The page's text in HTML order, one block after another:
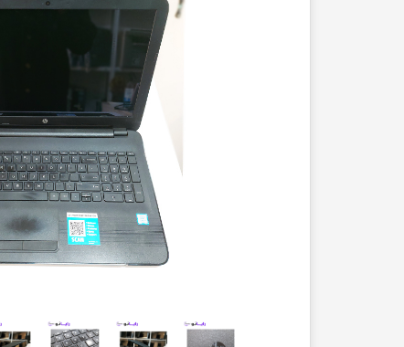
ماشین های اداری (پرینتر، کپی و ...)
حسابداری